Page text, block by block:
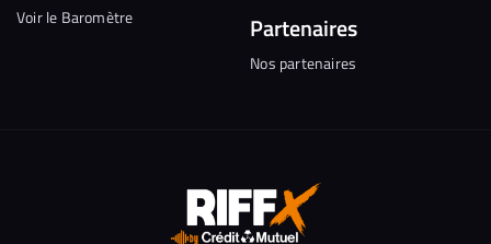
Voir le Baromètre Partenaires
Nos partenaires